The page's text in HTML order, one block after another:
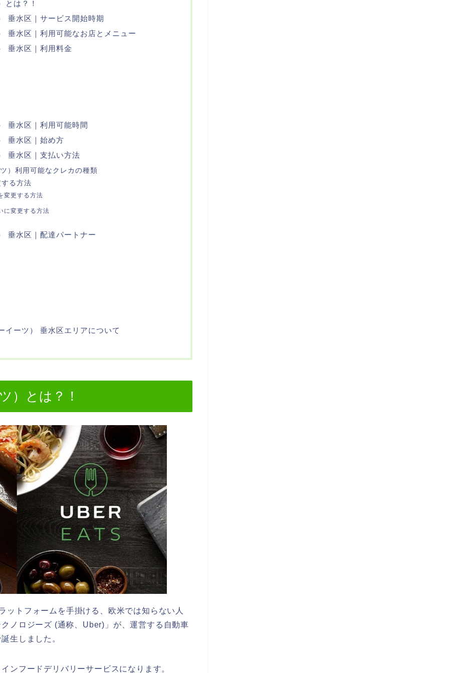
は？！
垂水区｜サービス開始時期
垂水区｜利用可能なお店とメニュー
垂水区｜利用料金
垂水区｜利用可能時間
垂水区｜始め方
垂水区｜支払い方法
）利用可能なクレカの種類
る方法
変更する方法
に変更する方法
垂水区｜配達パートナー
ーツ） 垂水区エリアについて
）とは？！
トフォームを手掛ける、欧米では知らない人
ノロジーズ (通称、Uber)」が、運営する自動車
生しました。
ンフードデリバリーサービスになります。